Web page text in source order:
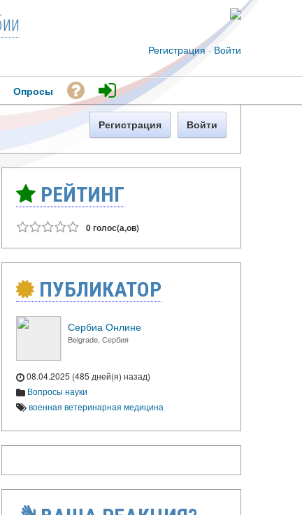
Регистрация · Войти
Опросы
Регистрация Войти
РЕЙТИНГ
0 голос(а,ов)
ПУБЛИКАТОР
Сербиа Онлине
Belgrade, Сербия
08.04.2025 (485 дней(я) назад)
Вопросы науки
военная ветеринарная медицина